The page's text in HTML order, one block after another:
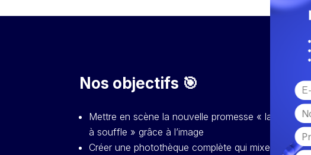
Nos objectifs 🎯
Mettre en scène la nouvelle promesse « la fabrique
à souffle » grâce à l’image
Créer une photothèque complète qui mixe